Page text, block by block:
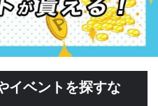
イベントを探すな